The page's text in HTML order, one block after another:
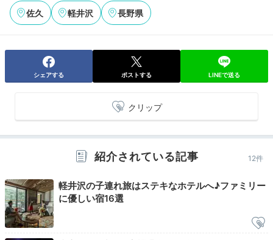
す。
く、彩りも美しくてとても美味しかったです。
Freetime
09:00
「雲場池」で
佐久 軽井沢 長野県
シェアする ポストする LINEで送る
クリップ
紹介されている記事 12件
軽井沢の子連れ旅はステキなホテルへ♪ファミリー
に優しい宿16選